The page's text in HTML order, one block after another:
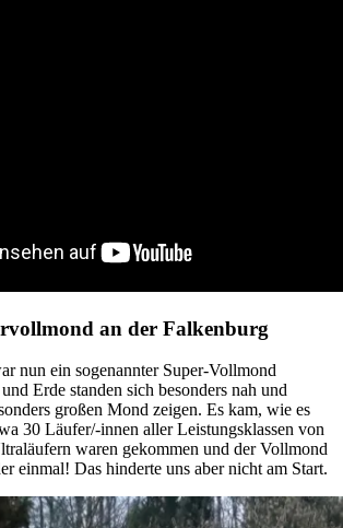
an der Falkenburg
nun ein sogenannter Super-Vollmond
Erde standen sich besonders nah und
großen Mond zeigen. Es kam, wie es
30 Läufer/-innen aller Leistungsklassen von
waren gekommen und der Vollmond
einmal! Das hinderte uns aber nicht am Start.